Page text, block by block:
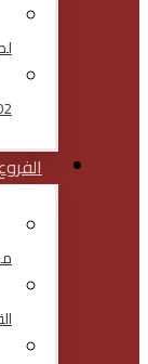
مصر